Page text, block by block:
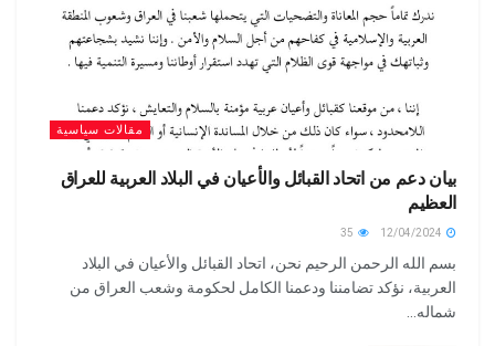
مقالات سياسية
بيان دعم من اتحاد القبائل والأعيان في البلاد العربية للعراق
العظيم
بسم الله الرحمن الرحيم نحن، اتحاد القبائل والأعيان في البلاد
العربية، نؤكد تضامننا ودعمنا الكامل لحكومة وشعب العراق من
شماله...